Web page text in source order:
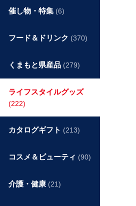
催し物・特集 (6)
フード＆ドリンク (370)
くまもと県産品 (279)
ライフスタイルグッズ
(222)
カタログギフト (213)
コスメ＆ビューティ (90)
介護・健康 (21)